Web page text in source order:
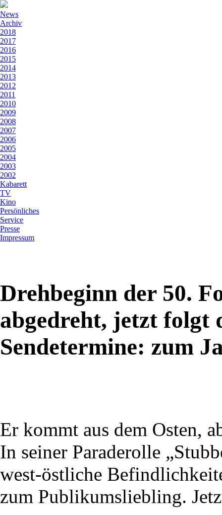
News
Archiv
2018
2017
2016
2015
2014
2013
2012
2011
2010
2009
2008
2007
2006
2005
2004
2003
2002
Kabarett
TV
Kino
Persönliches
Service
Presse
Impressum
Drehbeginn der 50.
abgedreht, jetzt folgt
Sendetermine: zum
Er kommt aus dem Osten,
In seiner Paraderolle
west-östliche
zum Publikumsliebling.